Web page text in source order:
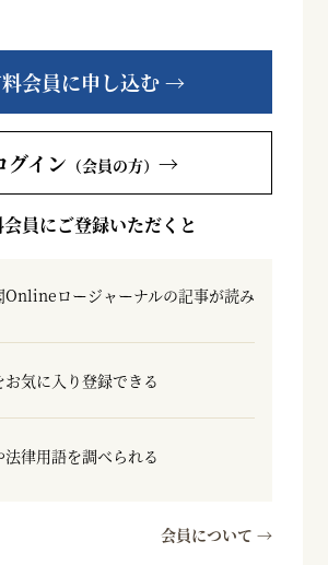
会員に申し込む →
グイン （会員の方） →
員にご登録いただくと
Onlineロージャーナルの記事が読み
お気に入り登録できる
法律用語を調べられる
会員について →